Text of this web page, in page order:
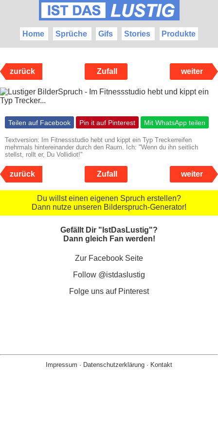
Home Sprüche Gifs Stories Produkte
zurück Zufall weiter
Teilen auf Facebook Pin it auf Pinterest Mit WhatsApp teilen
Textversion: Im Fitnessstudio hebt und kippt ein Typ Treckerreifen
mehrmals hintereinander durch den Raum. Ich: "Wenn du ihn seitlich
stellst, rollt er, Du Vollidiot!"
zurück Zufall weiter
Du willst einen eigenen Spruch erstellen?
Dann nutze unseren Bilderspruch-Generator!
Gefällt Dir "IstDasLustig"?
Dann gleich Fan werden!
Zur Facebook Seite
Follow @istdaslustig
Folge uns auf Pinterest
Impressum · Datenschutzerklärung · Kontakt